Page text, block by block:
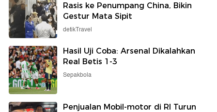
Rasis ke Penumpang China, Bikin
Gestur Mata Sipit
detikTravel
Hasil Uji Coba: Arsenal Dikalahkan
Real Betis 1-3
Sepakbola
Penjualan Mobil-motor di RI Turun